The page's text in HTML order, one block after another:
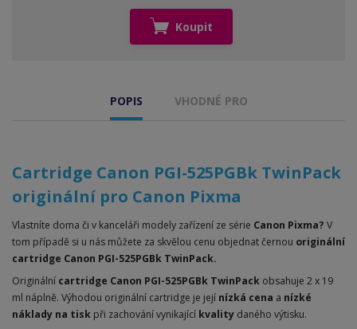
Koupit
POPIS VHODNÉ PRO
Cartridge Canon PGI-525PGBk TwinPack
originální pro Canon Pixma
Vlastníte doma či v kanceláři modely zařízení ze série Canon Pixma? V
tom případě si u nás můžete za skvělou cenu objednat černou originální
cartridge Canon PGI-525PGBk TwinPack.
Originální cartridge Canon PGI-525PGBk TwinPack obsahuje 2 x 19
ml náplně. Výhodou originální cartridge je její nízká cena a nízké
náklady na tisk při zachování vynikající kvality daného výtisku.